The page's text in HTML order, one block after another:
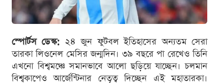
স্পোর্টস ডেস্ক: ২৪ জুন ফুটবল ইতিহাসের অন্যতম সেরা
তারকা লিওনেল মেসির জন্মদিন। ৩৯ বছরে পা রেখেও তিনি
এখনো বিশ্বমঞ্চে সমানভাবে আলো ছড়িয়ে যাচ্ছেন। চলমান
বিশ্বকাপেও আর্জেন্টিনার নেতৃত্ব দিচ্ছেন এই মহাতারকা।